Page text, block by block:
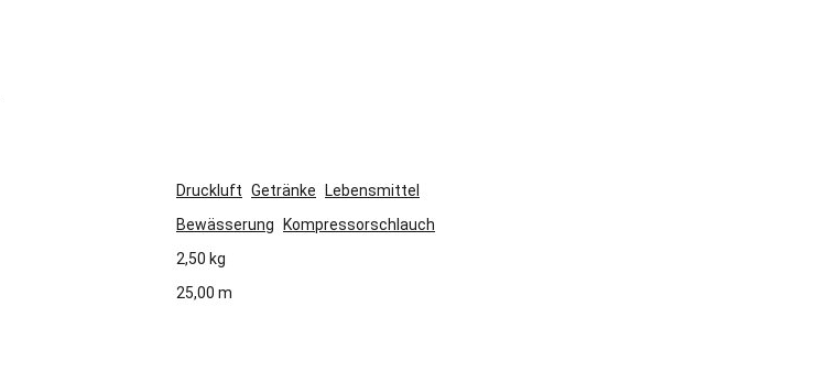
Druckluft Getränke Lebensmittel
Bewässerung Kompressorschlauch
2,50 kg
25,00 m